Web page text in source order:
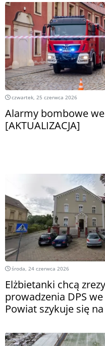
czwartek, 25 czerwca 2026
Alarmy bombowe
[AKTUALIZACJA]
środa, 24 czerwca 2026
Elżbietanki chcą
prowadzenia DPS
Powiat szykuje się